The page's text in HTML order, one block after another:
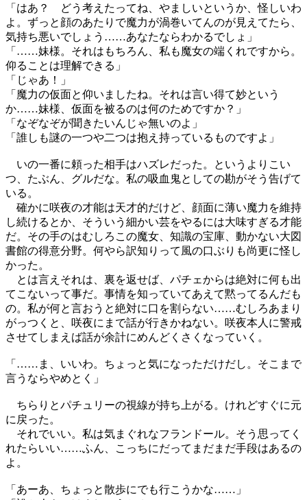
「はあ？ どう考えたってね、やましいというか、怪しいわ
よ。ずっと顔のあたりで魔力が渦巻いてんのが見えてたら、
気持ち悪いでしょう……あなたならわかるでしょ」
「……妹様。それはもちろん、私も魔女の端くれですから。
仰ることは理解できる」
「じゃあ！」
「魔力の仮面と仰いましたね。それは言い得て妙という
か……妹様、仮面を被るのは何のためですか？」
「なぞなぞが聞きたいんじゃ無いのよ」
「誰しも謎の一つや二つは抱え持っているものですよ」
いの一番に頼った相手はハズレだった。というよりこい
つ、たぶん、グルだな。私の吸血鬼としての勘がそう告げて
いる。
確かに咲夜の才能は天才的だけど、顔面に薄い魔力を維持
し続けるとか、そういう細かい芸をやるには大味すぎる才能
だ。その手のはむしろこの魔女、知識の宝庫、動かない大図
書館の得意分野。何やら訳知りって風の口ぶりも尚更に怪し
かった。
とは言えそれは、裏を返せば、パチェからは絶対に何も出
てこないって事だ。事情を知っていてあえて黙ってるんだも
の。私が何と言おうと絶対に口を割らない……むしろあまり
がっつくと、咲夜にまで話が行きかねない。咲夜本人に警戒
させてしまえば話が余計にめんどくさくなっていく。
「……ま、いいわ。ちょっと気になっただけだし。そこまで
言うならやめとく」
ちらりとパチュリーの視線が持ち上がる。けれどすぐに元
に戻った。
それでいい。私は気まぐれなフランドール。そう思ってく
れたらいい……ふん、こっちにだってまだまだ手段はあるの
よ。
「あーあ、ちょっと散歩にでも行こうかな……」